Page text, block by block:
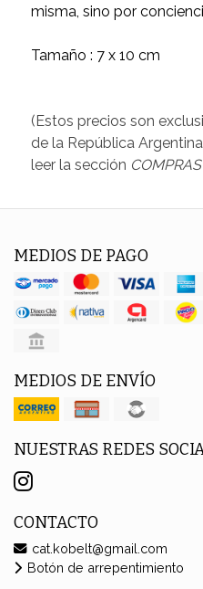
misma, sino por
Tamaño : 7 x 10 cm
(Estos precios son
de la República
leer la sección
MEDIOS DE PAGO
MEDIOS DE ENVÍO
NUESTRAS REDES
CONTACTO
cat.kobelt@gmail.com
Botón de arrepentimiento